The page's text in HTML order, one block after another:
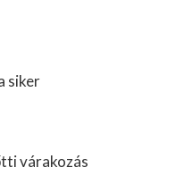
siker
várakozás